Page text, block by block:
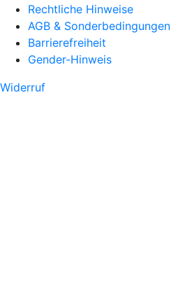
Rechtliche Hinweise
AGB & Sonderbedingungen
Barrierefreiheit
Gender-Hinweis
Widerruf